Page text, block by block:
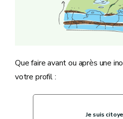
Que faire avant ou après une
votre profil :
Je suis